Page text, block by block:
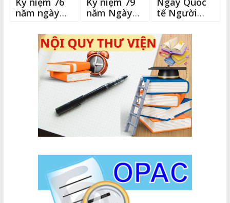
năm ngày
Quân đội
nhân dân
Việt Nam
(22/12/1944
22/12/2020)
năm Ngày
Quân đội
nhân dân
Việt Nam
(22/12/1944
–
22/12/2023)
tế Người
1/10/2023